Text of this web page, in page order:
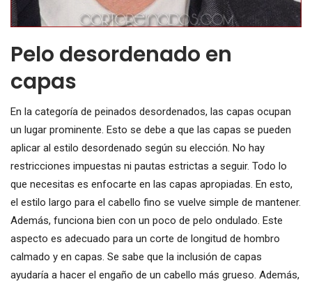
Pelo desordenado en
capas
En la categoría de peinados desordenados, las capas ocupan
un lugar prominente. Esto se debe a que las capas se pueden
aplicar al estilo desordenado según su elección. No hay
restricciones impuestas ni pautas estrictas a seguir. Todo lo
que necesitas es enfocarte en las capas apropiadas. En esto,
el estilo largo para el cabello fino se vuelve simple de mantener.
Además, funciona bien con un poco de pelo ondulado. Este
aspecto es adecuado para un corte de longitud de hombro
calmado y en capas. Se sabe que la inclusión de capas
ayudaría a hacer el engaño de un cabello más grueso. Además,